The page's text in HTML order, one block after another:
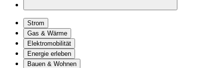
Strom
Gas & Wärme
Elektromobilität
Energie erleben
Bauen & Wohnen